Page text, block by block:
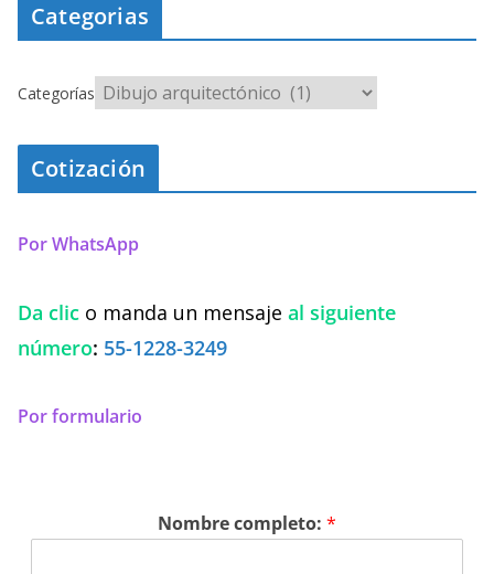
Categorias
Categorías
Cotización
Por WhatsApp
Da clic o manda un mensaje al siguiente
número: 55-1228-3249
Por formulario
Nombre completo: *